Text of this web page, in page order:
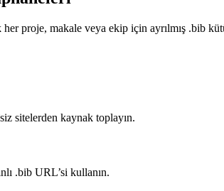
proje, makale veya ekip için ayrılmış .bib
sitelerden kaynak toplayın.
.bib URL’si kullanın.